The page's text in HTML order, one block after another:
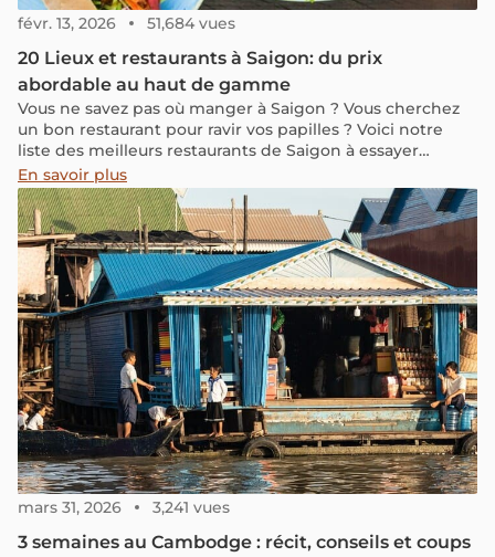
févr. 13, 2026 51,684 vues
20 Lieux et restaurants à Saigon: du prix
abordable au haut de gamme
Vous ne savez pas où manger à Saigon ? Vous cherchez
un bon restaurant pour ravir vos papilles ? Voici notre
liste des meilleurs restaurants de Saigon à essayer
absolument !
En savoir plus
mars 31, 2026 3,241 vues
3 semaines au Cambodge : récit, conseils et coups